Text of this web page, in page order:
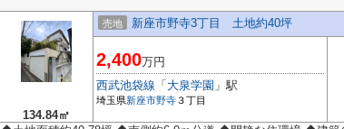
134.84㎡
売地 新座市野寺3丁目 土地約40坪
2,400万円
西武池袋線 「 大泉学園 」駅
埼玉県新座市野寺３丁目